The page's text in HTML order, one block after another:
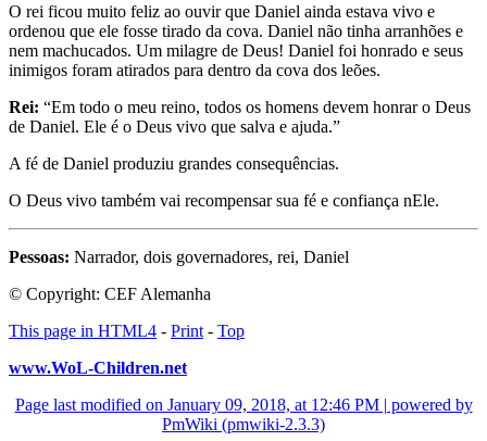
O rei ficou muito feliz ao ouvir que Daniel ainda estava vivo e
ordenou que ele fosse tirado da cova. Daniel não tinha arranhões e
nem machucados. Um milagre de Deus! Daniel foi honrado e seus
inimigos foram atirados para dentro da cova dos leões.
Rei: “Em todo o meu reino, todos os homens devem honrar o Deus
de Daniel. Ele é o Deus vivo que salva e ajuda.”
A fé de Daniel produziu grandes consequências.
O Deus vivo também vai recompensar sua fé e confiança nEle.
Pessoas: Narrador, dois governadores, rei, Daniel
© Copyright: CEF Alemanha
This page in HTML4 - Print - Top
www.WoL-Children.net
Page last modified on January 09, 2018, at 12:46 PM | powered by
PmWiki (pmwiki-2.3.3)